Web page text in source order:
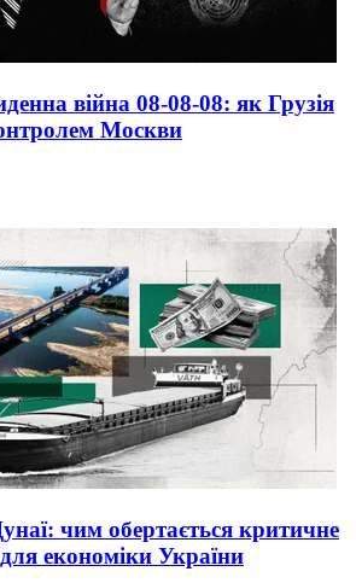
війна 08-08-08: як Грузія
Москви
чим обертається критичне
економіки України